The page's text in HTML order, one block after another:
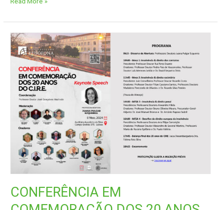
CONFERÊNCIA EM
CONFERÊNCIA
EM
COMEMORAÇÃO
DOS
ANOS
DO
C.I.R.E.